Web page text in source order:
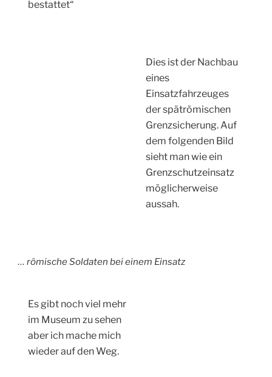
bestattet“
Dies ist der Nachbau
eines
Einsatzfahrzeuges
der spätrömischen
Grenzsicherung. Auf
dem folgenden Bild
sieht man wie ein
Grenzschutzeinsatz
möglicherweise
aussah.
… römische Soldaten bei einem Einsatz
Es gibt noch viel mehr
im Museum zu sehen
aber ich mache mich
wieder auf den Weg.